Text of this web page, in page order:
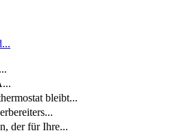
bleibt...
der für Ihre...